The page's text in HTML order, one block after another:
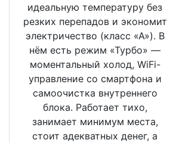
идеальную температуру без
резких перепадов и экономит
электричество (класс «А»). В
нём есть режим «Турбо» —
моментальный холод, WiFi-
управление со смартфона и
самоочистка внутреннего
блока. Работает тихо,
занимает минимум места,
стоит адекватных денег, а